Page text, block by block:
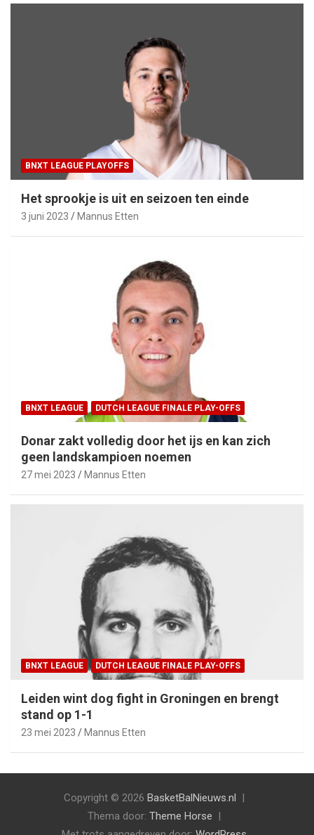
BNXT LEAGUE PLAYOFFS
Het sprookje is uit en seizoen ten einde
3 juni 2023 Mannus Etten
BNXT LEAGUE DUTCH LEAGUE FINALE PLAY-OFFS
Donar zakt volledig door het ijs en kan zich
geen landskampioen noemen
27 mei 2023 Mannus Etten
BNXT LEAGUE DUTCH LEAGUE FINALE PLAY-OFFS
Leiden wint dog fight in Groningen en brengt
stand op 1-1
23 mei 2023 Mannus Etten
Copyright © 2026 BasketBalNieuws.nl
Thema door: Theme Horse